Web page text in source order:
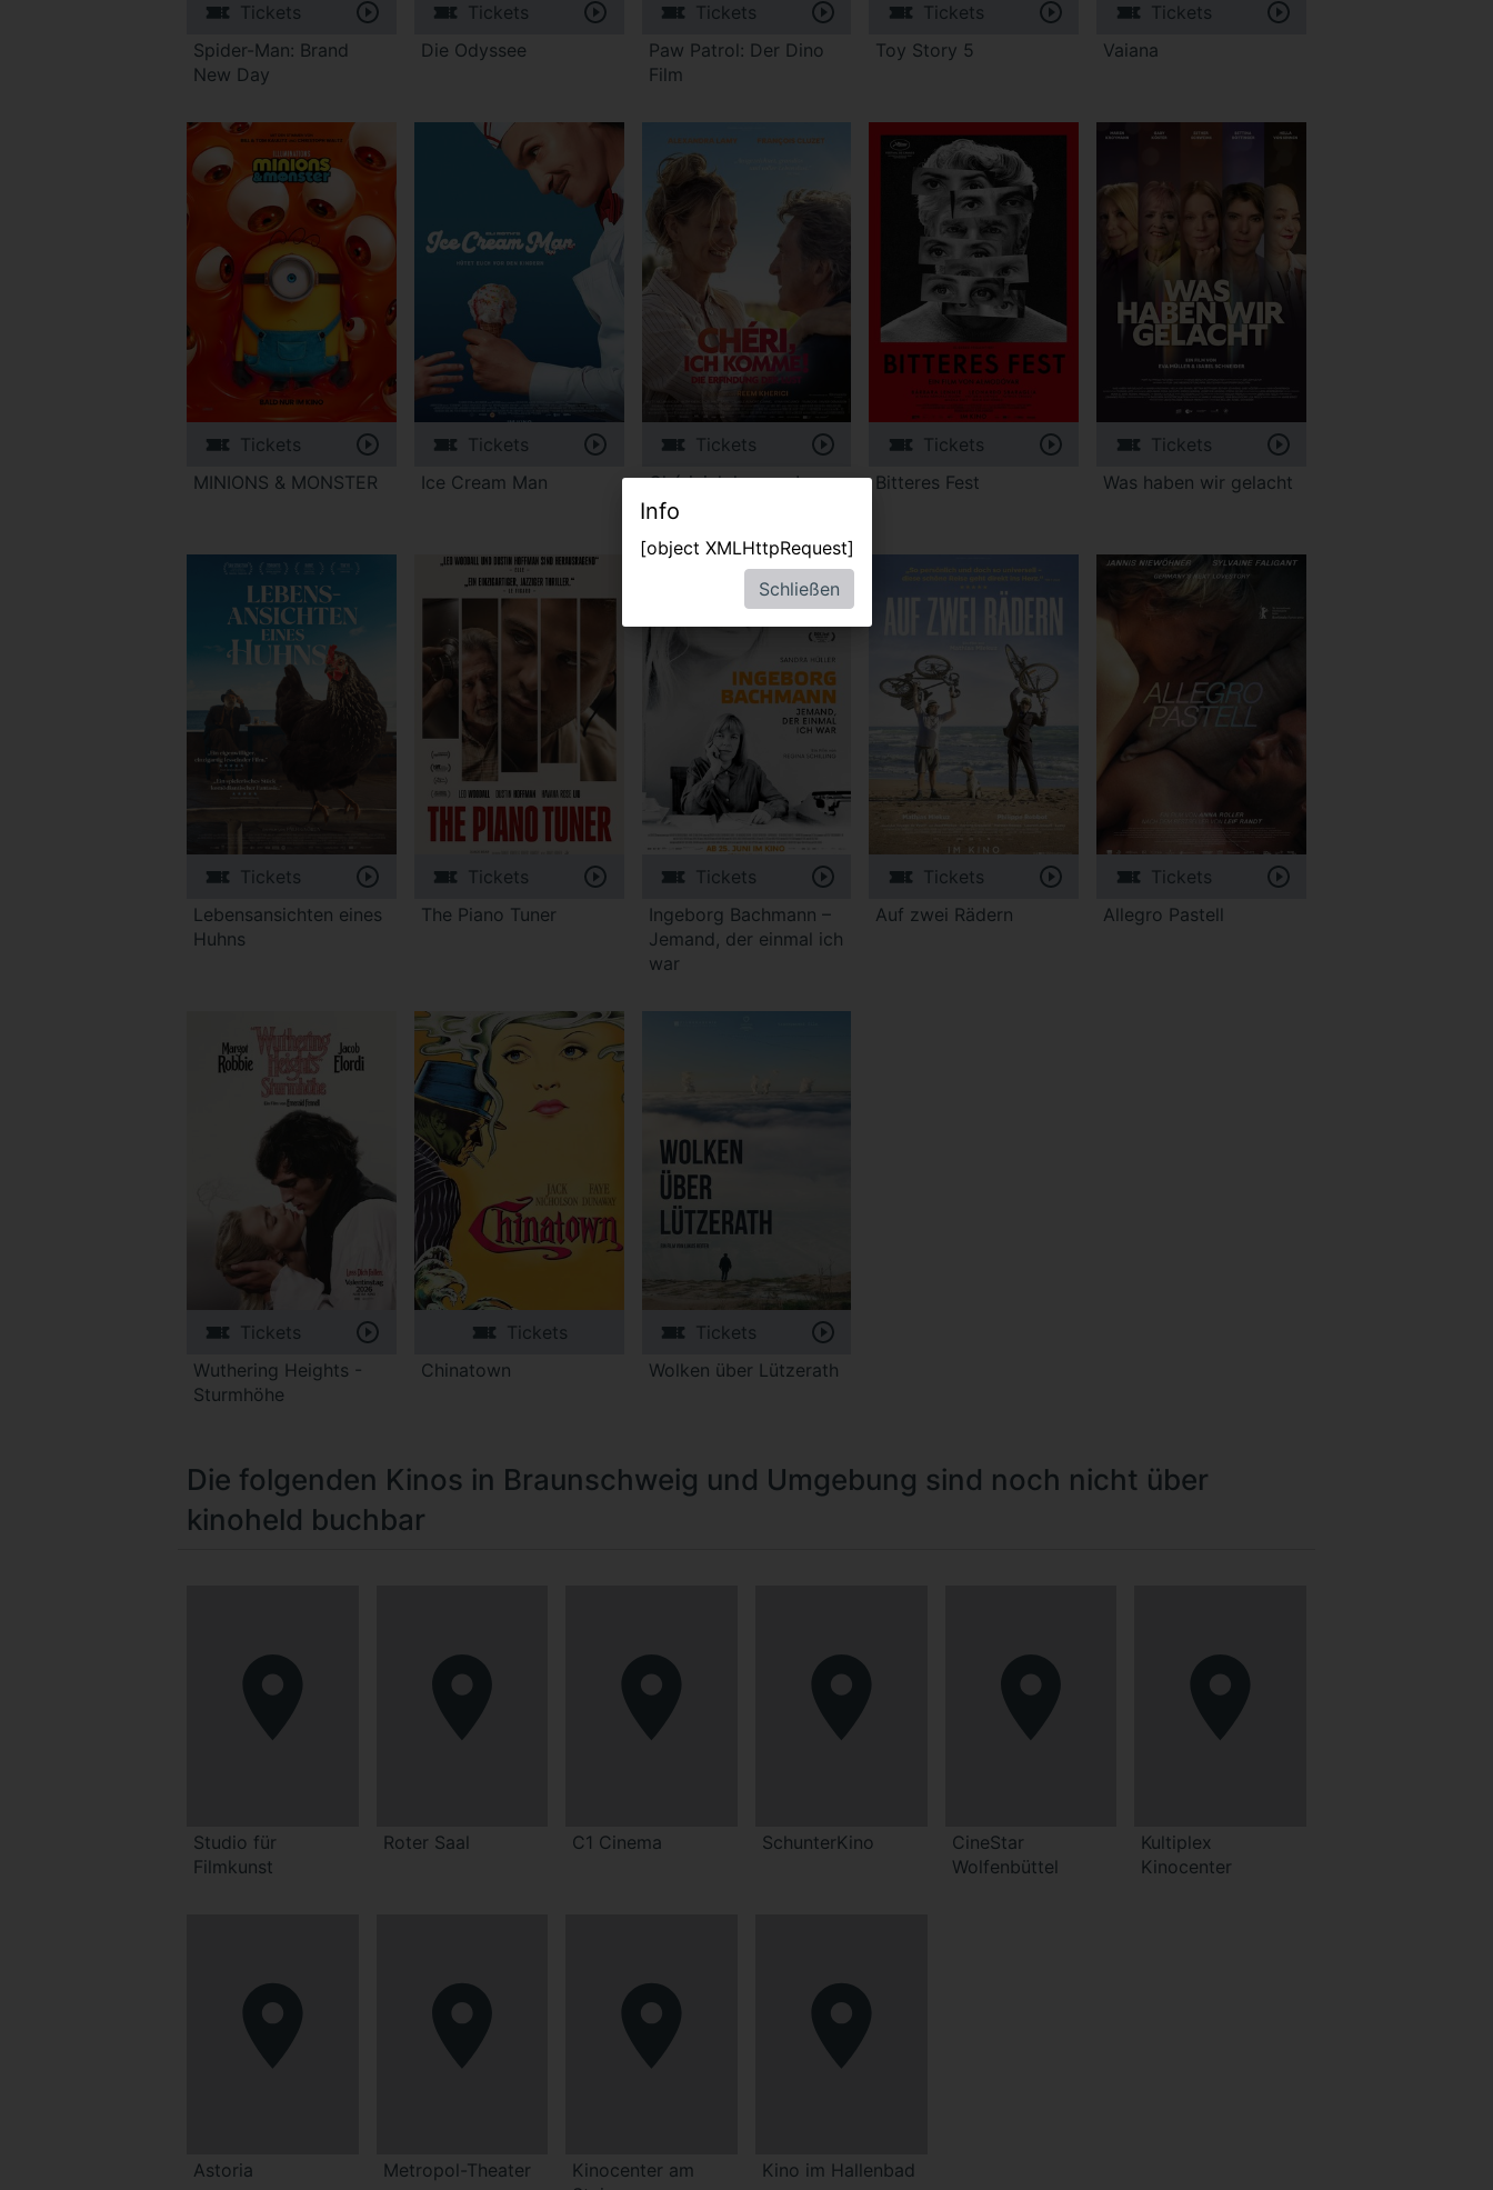
Tickets
Spider-Man: Brand
New Day
Tickets
Die Odyssee
Tickets
Paw Patrol: Der Dino
Film
Tickets
Toy Story 5
Tickets
Vaiana
Tickets
MINIONS & MONSTER
Tickets
Ice Cream Man
Tickets
Chéri, ich komme! –
Die Erfindung der Lust.
Tickets
Bitteres Fest
Tickets
Was haben wir gelacht
Tickets
Lebensansichten eines
Huhns
Tickets
The Piano Tuner
Tickets
Ingeborg Bachmann –
Jemand, der einmal ich
war
Tickets
Auf zwei Rädern
Tickets
Allegro Pastell
Tickets
Wuthering Heights -
Sturmhöhe
Tickets
Chinatown
Tickets
Wolken über Lützerath
Die folgenden Kinos in Braunschweig und Umgebung sind noch nicht über
kinoheld buchbar
Studio für
Filmkunst
Roter Saal C1 Cinema SchunterKino
CineStar
Wolfenbüttel
Kultiplex
Kinocenter
Astoria Metropol-Theater
Kinocenter am
Kino im Hallenbad
Info
[object XMLHttpRequest]
Schließen